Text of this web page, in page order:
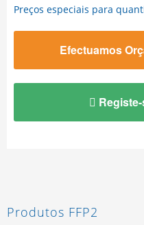
Preços especiais para
Efectuamos
Produtos FFP2